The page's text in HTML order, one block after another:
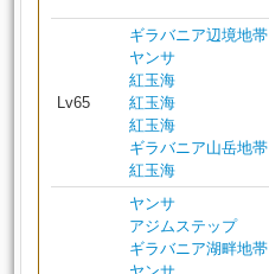
Lv65
ギラバニア辺境地帯
ヤンサ
紅玉海
紅玉海
紅玉海
ギラバニア山岳地帯
紅玉海
ヤンサ
アジムステップ
ギラバニア湖畔地帯